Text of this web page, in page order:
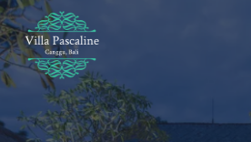
Skip
to
main
content